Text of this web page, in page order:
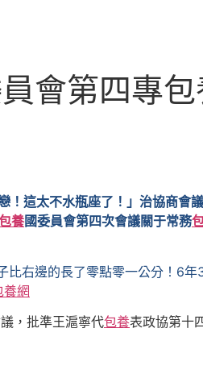
會第四專
這太不水瓶座了！」治協商會
養國委員會第四次會議關于常務
右邊的長了零點零一公分！6年
養網
，批準王滬寧代包養表政協第十